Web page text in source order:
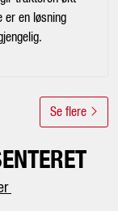
er en løsning
Se flere